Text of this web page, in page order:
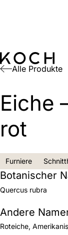
Alle Produkte
Eiche
rot
Furniere
Botanischer
Quercus rubra
Andere
Roteiche,